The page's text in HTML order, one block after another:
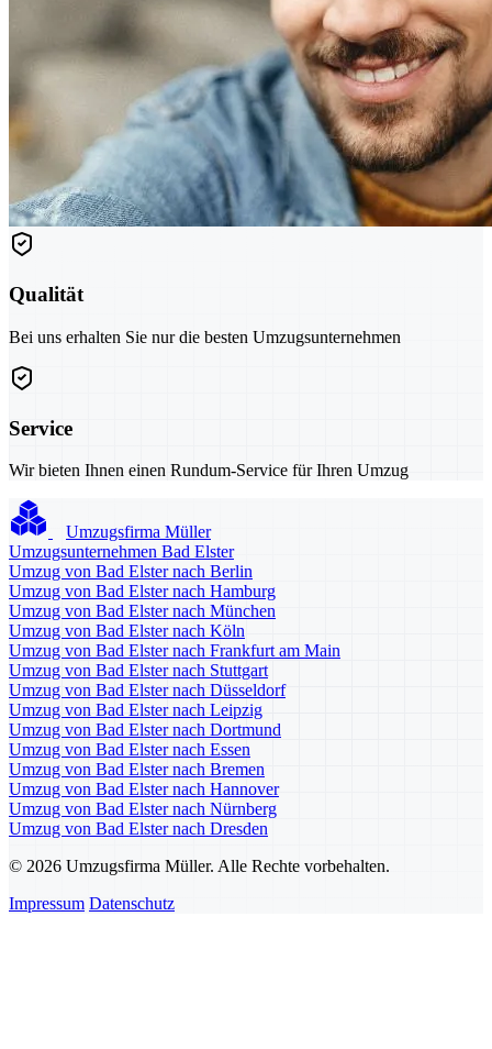
Qualität
Bei uns erhalten Sie nur die besten Umzugsunternehmen
Service
Wir bieten Ihnen einen Rundum-Service für Ihren Umzug
Umzugsfirma Müller
Umzugsunternehmen Bad Elster
Umzug von Bad Elster nach Berlin
Umzug von Bad Elster nach Hamburg
Umzug von Bad Elster nach München
Umzug von Bad Elster nach Köln
Umzug von Bad Elster nach Frankfurt am Main
Umzug von Bad Elster nach Stuttgart
Umzug von Bad Elster nach Düsseldorf
Umzug von Bad Elster nach Leipzig
Umzug von Bad Elster nach Dortmund
Umzug von Bad Elster nach Essen
Umzug von Bad Elster nach Bremen
Umzug von Bad Elster nach Hannover
Umzug von Bad Elster nach Nürnberg
Umzug von Bad Elster nach Dresden
© 2026 Umzugsfirma Müller. Alle Rechte vorbehalten.
Impressum Datenschutz